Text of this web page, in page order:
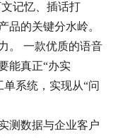
记忆、插话打
品的关键分水岭。
。 一款优质的语音
能真正“办实
系统，实现从“问
测数据与企业客户